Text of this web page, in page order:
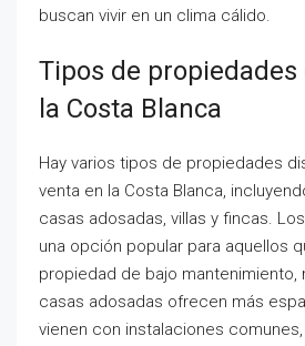
buscan vivir en un clima cálido.
Tipos de propiedades
la Costa Blanca
Hay varios tipos de propiedades
venta en la Costa Blanca,
casas adosadas, villas y fincas.
una opción popular para aquellos
propiedad de bajo mantenimiento,
casas adosadas ofrecen más
vienen con instalaciones